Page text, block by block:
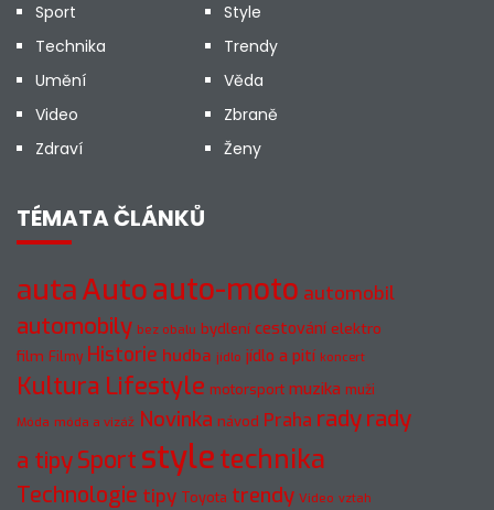
Sport
Style
Technika
Trendy
Umění
Věda
Video
Zbraně
Zdraví
Ženy
TÉMATA ČLÁNKŮ
autaAutoauto-moto automobil
automobily bez obalu bydlení cestování elektro
film Filmy Historie hudba jídlo jídlo a pití koncert
Kultura Lifestyle motorsport muzika muži
Móda móda a vizáž Novinka návod Praha radyrady
a tipySport styletechnika
Technologie tipy Toyota trendy Video vztah